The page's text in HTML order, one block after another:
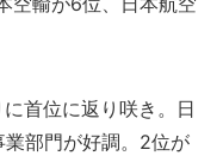
首位に返り咲き。日
部門が好調。2位が